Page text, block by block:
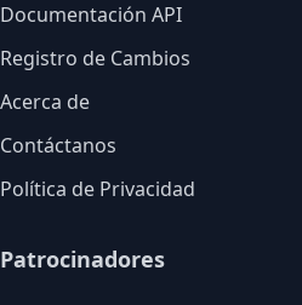
Documentación API
Registro de Cambios
Acerca de
Contáctanos
Política de Privacidad
Patrocinadores